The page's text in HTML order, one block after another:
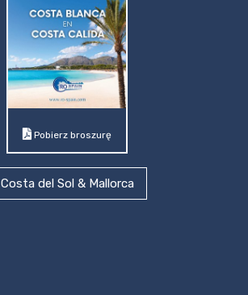
Pobierz broszurę
Costa del Sol & Mallorca